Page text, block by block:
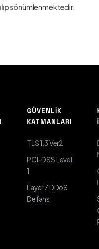
sönümlenmektedir.
GÜVENLIK
KATMANLARI
TLS 1.3 Ver2
PCI-DSS Level
1
Layer 7 DDoS
Defans